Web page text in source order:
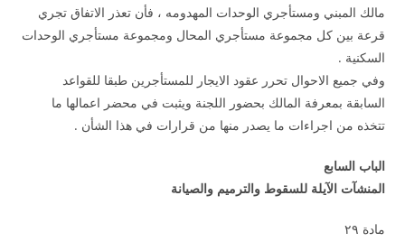
مالك المبني ومستأجري الوحدات المهدومه ، فأن تعذر الاتفاق تجري
قرعة بين كل مجموعة مستأجري المحال ومجموعة مستأجري الوحدات
السكنية .
وفي جميع الاحوال تحرر عقود الايجار للمستأجرين طبقا للقواعد
السابقة بمعرفة المالك بحضور اللجنة ويثبت في محضر اعمالها ما
تتخذه من اجراءات ما يصدر منها من قرارات في هذا الشأن .
الباب السابع
المنشآت الآيلة للسقوط والترميم والصيانة
مادة ۲۹